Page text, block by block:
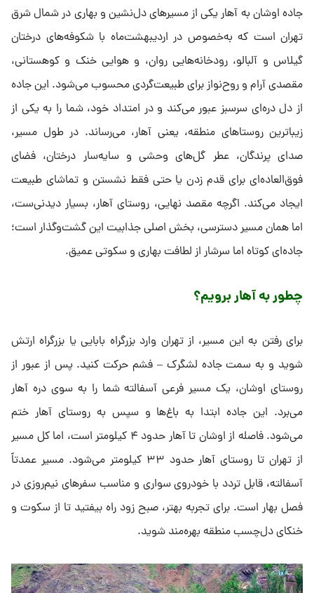
جاده اوشان به آهار یکی از مسیرهای دل‌نشین و بهاری در شمال شرق
تهران است که به‌خصوص در اردیبهشت‌ماه با شکوفه‌های درختان
گیلاس و آلبالو، رودخانه‌هایی روان، و هوایی خنک و کوهستانی،
مقصدی آرام و روح‌نواز برای طبیعت‌گردی محسوب می‌شود. این جاده
از دل دره‌ای سرسبز عبور می‌کند و در امتداد خود، شما را به یکی از
زیباترین روستاهای منطقه، یعنی آهار، می‌رساند. در طول مسیر،
صدای پرندگان، عطر گل‌های وحشی و سایه‌سار درختان، فضای
فوق‌العاده‌ای برای قدم زدن یا حتی فقط نشستن و تماشای طبیعت
ایجاد می‌کند. اگرچه مقصد نهایی، روستای آهار، بسیار دیدنی‌ست،
اما همان مسیر دسترسی، بخش اصلی جذابیت این گشت‌و‌گذار است؛
جاده‌ای کوتاه اما سرشار از لطافت بهاری و سکوتی عمیق.
چطور به آهار برویم؟
برای رفتن به این مسیر، از تهران وارد بزرگراه بابایی یا بزرگراه ارتش
شوید و به سمت جاده لشگرک – فشم حرکت کنید. پس از عبور از
روستای اوشان، یک مسیر فرعی آسفالته شما را به سوی دره آهار
می‌برد. این جاده ابتدا به باغ‌ها و سپس به روستای آهار ختم
می‌شود. فاصله از اوشان تا آهار حدود ۴ کیلومتر است، اما کل مسیر
از تهران تا روستای آهار حدود ۳۳ کیلومتر می‌شود. مسیر عمدتاً
آسفالته، قابل تردد با خودروی سواری و مناسب سفرهای نیم‌روزی در
فصل بهار است. برای تجربه بهتر، صبح زود راه بیفتید تا از سکوت و
خنکای دل‌چسب منطقه بهره‌مند شوید.